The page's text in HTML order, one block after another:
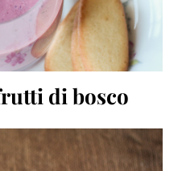
di bosco